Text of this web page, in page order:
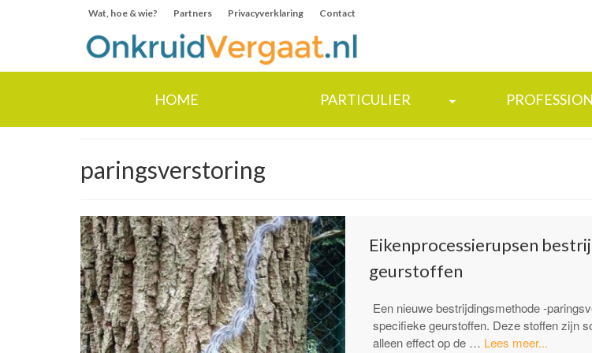
Wat, hoe & wie? Partners Privacyverklaring Contact
HOME PARTICULIER
paringsverstoring
Eikenprocessierupsen
geurstoffen
Een nieuwe bestrijdingsmethode -
specifieke geurstoffen. Deze stoffen zijn
alleen effect op de … Lees meer...